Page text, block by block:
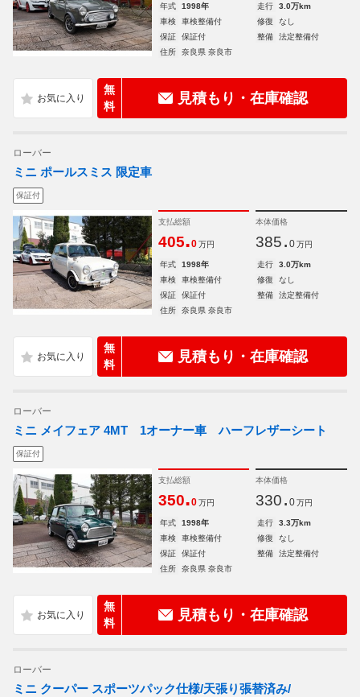
年式 1998年 走行
3.0万km
車検
車検整備付 修復
なし
保証
保証付 整備
法定整備付
住所
奈良県 奈良市
無
料
見積もり・在庫確認
ローバー
ミニ ポールスミス 限定車
保証付
支払総額
405.0 万円
本体価格
385. 0 万円
年式 1998年 走行
3.0万km
車検
車検整備付 修復
なし
保証
保証付 整備
法定整備付
住所
奈良県 奈良市
無
料
見積もり・在庫確認
ローバー
ミニ メイフェア 4MT 1オーナー車 ハーフレザーシート
保証付
支払総額
350.0 万円
本体価格
330. 0 万円
年式 1998年 走行
3.3万km
車検
車検整備付 修復
なし
保証
保証付 整備
法定整備付
住所
奈良県 奈良市
無
料
見積もり・在庫確認
ローバー
ミニ クーパー スポーツパック仕様/天張り張替済み/